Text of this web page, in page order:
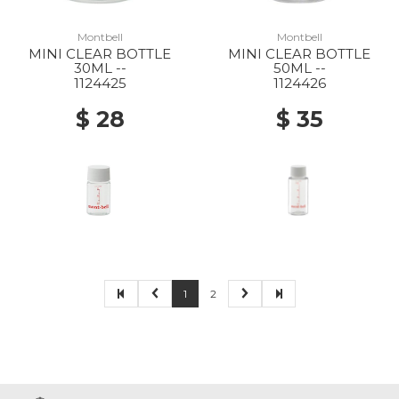
Montbell
MINI CLEAR BOTTLE
30ML --
1124425
$ 28
Montbell
MINI CLEAR BOTTLE
50ML --
1124426
$ 35
1 2